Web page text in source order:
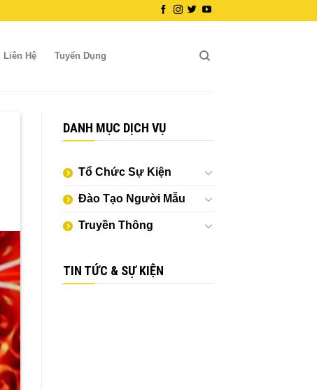
Liên Hệ Tuyển Dụng
DANH MỤC DỊCH VỤ
Tổ Chức Sự Kiện
Đào Tạo Người Mẫu
Truyền Thông
TIN TỨC & SỰ KIỆN